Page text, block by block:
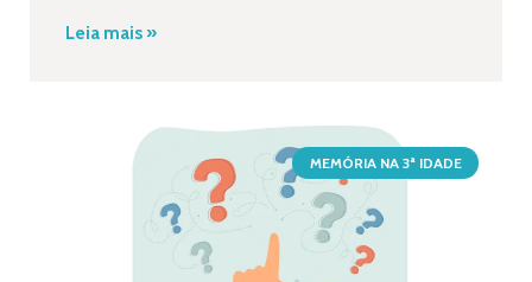
Leia mais »
MEMÓRIA NA 3ª IDADE